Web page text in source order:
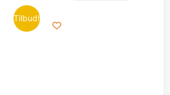
Tilbud!